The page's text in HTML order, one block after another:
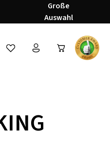
Große
Auswahl
Du hast 0 Produkte auf dem